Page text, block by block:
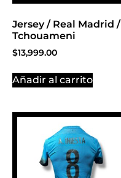
Jersey / Real Madrid /
Tchouameni
$13,999.00
Añadir al carrito